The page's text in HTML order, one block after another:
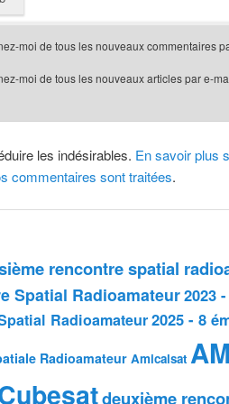
moi de tous les nouveaux commentaires
moi de tous les nouveaux articles par e-
les indésirables. En savoir plus
commentaires sont traitées.
rencontre spatial
Spatial Radioamateur2023
Radioamateur2025 - 8
Radioamateur Amicalsat
deuxième